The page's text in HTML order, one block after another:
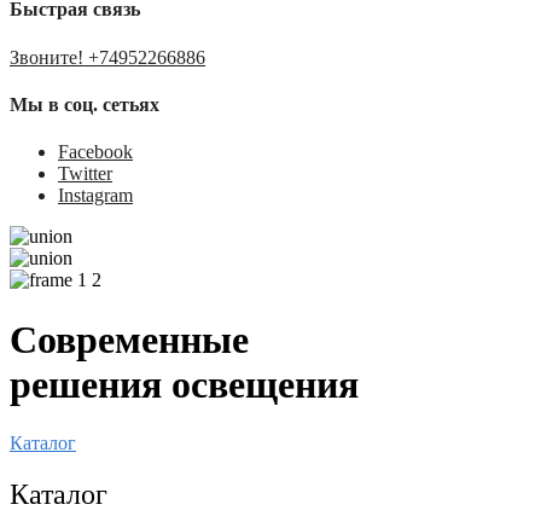
Быстрая связь
Звоните! +74952266886
Мы в соц. сетьях
Facebook
Twitter
Instagram
Современные
решения освещения
Каталог
Каталог